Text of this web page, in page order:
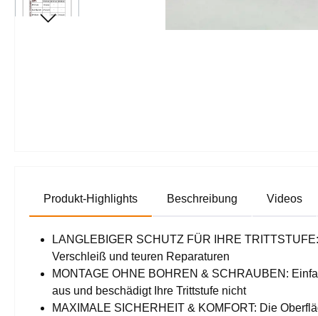
Produkt-Highlights Beschreibung Videos
LANGLEBIGER SCHUTZ FÜR IHRE
Verschleiß und teuren Reparaturen
MONTAGE OHNE BOHREN & SCHRAUBEN:
aus und beschädigt Ihre Trittstufe nicht
MAXIMALE SICHERHEIT & KOMFORT: Die